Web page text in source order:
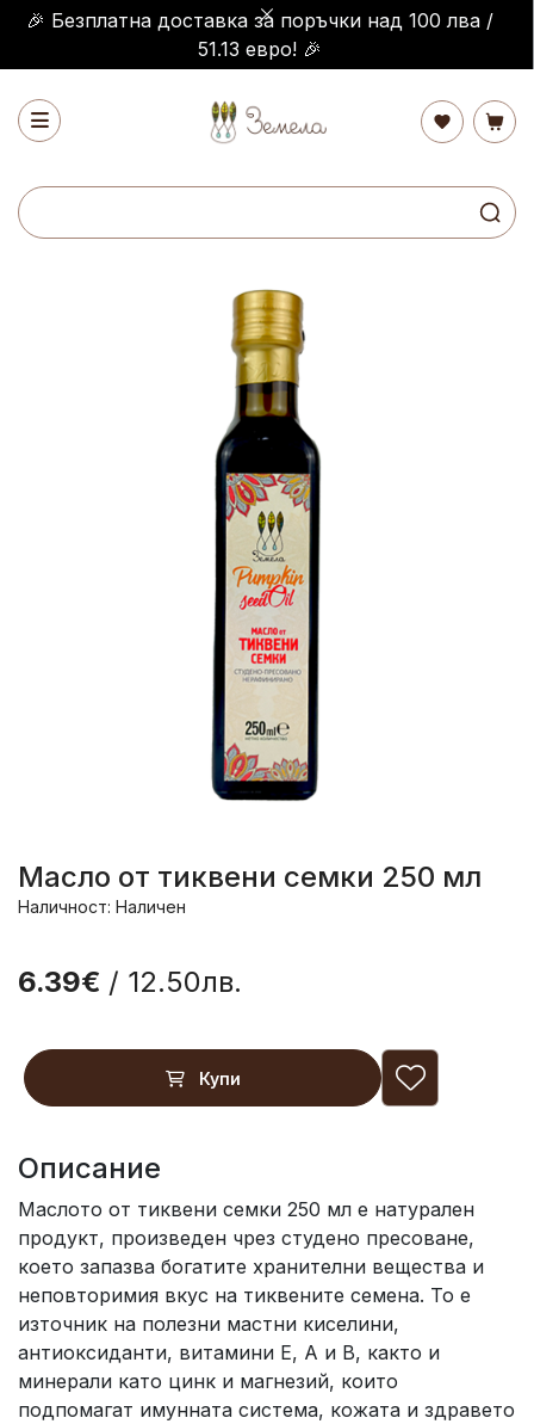
🎉 Безплатна доставка за поръчки над 100 лва /
51.13 евро! 🎉
Масло от тиквени семки 250 мл
Наличност: Наличен
6.39€ / 12.50лв.
Купи
Описание
Маслото от тиквени семки 250 мл е натурален
продукт, произведен чрез студено пресоване,
което запазва богатите хранителни вещества и
неповторимия вкус на тиквените семена. То е
източник на полезни мастни киселини,
антиоксиданти, витамини Е, А и В, както и
минерали като цинк и магнезий, които
подпомагат имунната система, кожата и здравето